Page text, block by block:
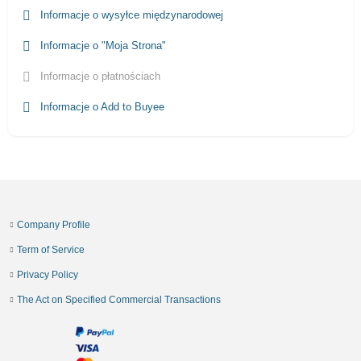
Informacje o wysyłce międzynarodowej
Informacje o "Moja Strona"
Informacje o płatnościach
Informacje o Add to Buyee
Company Profile
Term of Service
Privacy Policy
The Act on Specified Commercial Transactions